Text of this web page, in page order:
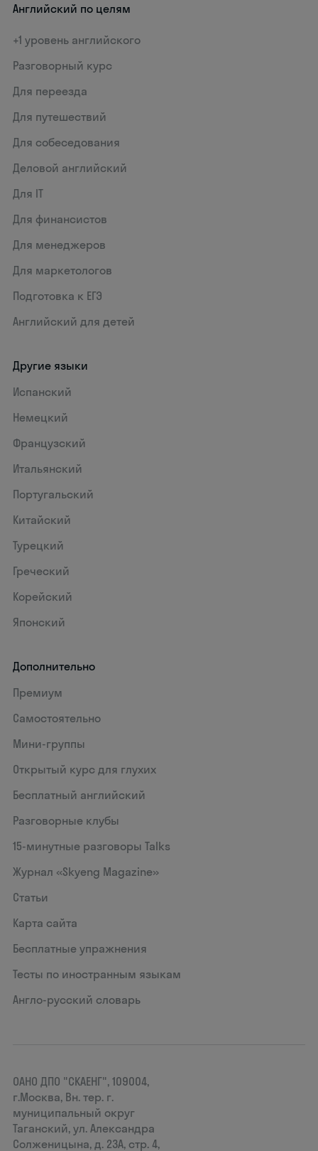
Английский по целям
+1 уровень английского
Разговорный курс
Для переезда
Для путешествий
Для собеседования
Деловой английский
Для IT
Для финансистов
Для менеджеров
Для маркетологов
Подготовка к ЕГЭ
Английский для детей
Другие языки
Испанский
Немецкий
Французский
Итальянский
Португальский
Китайский
Турецкий
Греческий
Корейский
Японский
Дополнительно
Премиум
Самостоятельно
Мини-группы
Открытый курс для глухих
Бесплатный английский
Разговорные клубы
15‑минутные разговоры Talks
Журнал «Skyeng Magazine»
Статьи
Карта сайта
Бесплатные упражнения
Тесты по иностранным языкам
Англо-русский словарь
ОАНО ДПО "СКАЕНГ", 109004,
г.Москва, Вн. тер. г.
муниципальный округ
Таганский, ул. Александра
Солженицына, д. 23А, стр. 4,